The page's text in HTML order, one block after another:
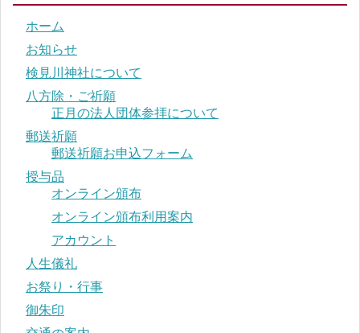
ホーム
お知らせ
検見川神社について
八方除・ご祈願
正月の法人団体参拝について
郵送祈願
郵送祈願お申込フォーム
授与品
オンライン頒布
オンライン頒布利用案内
アカウント
人生儀礼
お祭り・行事
御朱印